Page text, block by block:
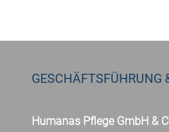
GESCHÄFTSFÜHRUNG
Humanas Pflege GmbH &